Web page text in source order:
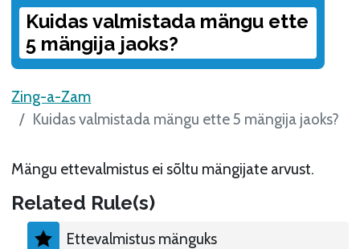
Kuidas valmistada mängu ette
5 mängija jaoks?
Zing-a-Zam
Kuidas valmistada mängu ette 5 mängija jaoks?
Mängu ettevalmistus ei sõltu mängijate arvust.
Related Rule(s)
Ettevalmistus mänguks